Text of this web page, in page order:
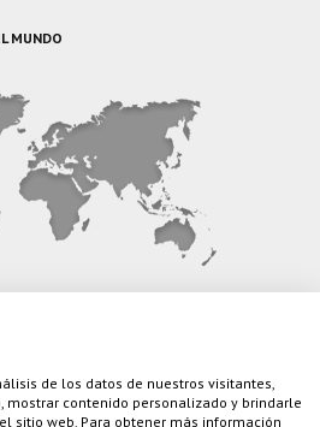
MUNDO
495 499
de los datos de nuestros visitantes,
mostrar contenido personalizado y brindarle
sitio web. Para obtener más información